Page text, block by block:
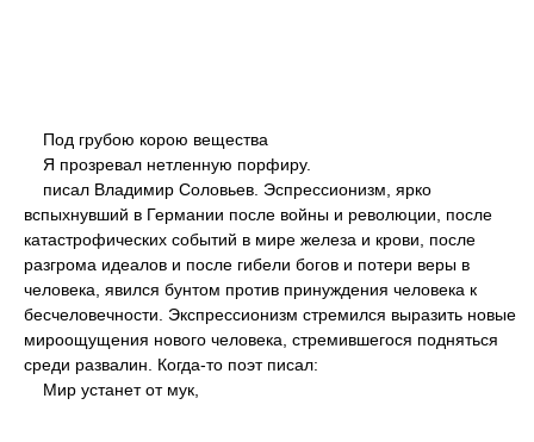
Под грубою корою вещества
Я прозревал нетленную порфиру.
писал Владимир Соловьев. Эспрессионизм, ярко
вспыхнувший в Германии после войны и революции, после
катастрофических событий в мире железа и крови, после
разгрома идеалов и после гибели богов и потери веры в
человека, явился бунтом против принуждения человека к
бесчеловечности. Экспрессионизм стремился выразить новые
мироощущения нового человека, стремившегося подняться
среди развалин. Когда-то поэт писал:
Мир устанет от мук,